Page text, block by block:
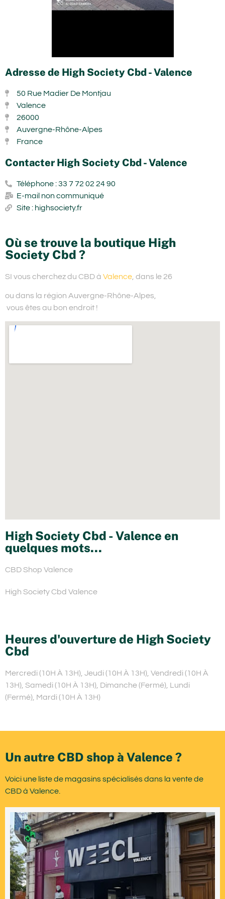
Adresse de High Society Cbd - Valence
50 Rue Madier De Montjau
Valence
26000
Auvergne-Rhône-Alpes
France
Contacter High Society Cbd - Valence
Téléphone : 33 7 72 02 24 90
E-mail non communiqué
Site : highsociety.fr
Où se trouve la boutique High
Society Cbd ?
SI vous cherchez du CBD à Valence , dans le 26
ou dans la région Auvergne-Rhône-Alpes,
vous êtes au bon endroit !
High Society Cbd - Valence en
quelques mots...
CBD Shop Valence
High Society Cbd Valence
Heures d'ouverture de High Society
Cbd
Mercredi (10H À 13H), Jeudi (10H À 13H), Vendredi (10H À
13H), Samedi (10H À 13H), Dimanche (Fermé), Lundi
(Fermé), Mardi (10H À 13H)
Un autre CBD shop à Valence ?
Voici une liste de magasins spécialisés dans la vente de
CBD à Valence.